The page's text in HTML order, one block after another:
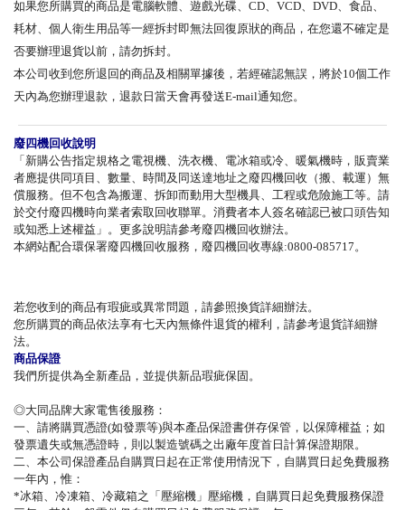
如果您所購買的商品是電腦軟體、遊戲光碟、CD、VCD、DVD、食品、
耗材、個人衛生用品等一經拆封即無法回復原狀的商品，在您還不確定是
否要辦理退貨以前，請勿拆封。
本公司收到您所退回的商品及相關單據後，若經確認無誤，將於10個工作
天內為您辦理退款，退款日當天會再發送E-mail通知您。
廢四機回收說明
「新購公告指定規格之電視機、洗衣機、電冰箱或冷、暖氣機時，販賣業
者應提供同項目、數量、時間及同送達地址之廢四機回收（搬、載運）無
償服務。但不包含為搬運、拆卸而動用大型機具、工程或危險施工等。請
於交付廢四機時向業者索取回收聯單。消費者本人簽名確認已被口頭告知
或知悉上述權益」。更多說明請參考廢四機回收辦法。
本網站配合環保署廢四機回收服務，廢四機回收專線:0800-085717。
若您收到的商品有瑕疵或異常問題，請參照換貨詳細辦法。
您所購買的商品依法享有七天內無條件退貨的權利，請參考退貨詳細辦
法。
商品保證
我們所提供為全新產品，並提供新品瑕疵保固。
◎大同品牌大家電售後服務：
一、請將購買憑證(如發票等)與本產品保證書併存保管，以保障權益；如
發票遺失或無憑證時，則以製造號碼之出廠年度首日計算保證期限。
二、本公司保證產品自購買日起在正常使用情況下，自購買日起免費服務
一年內，惟：
*冰箱、冷凍箱、冷藏箱之「壓縮機」壓縮機，自購買日起免費服務保證